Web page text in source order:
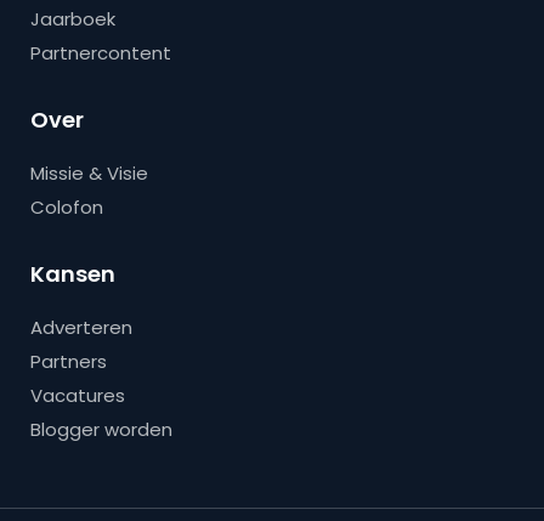
Jaarboek
Partnercontent
Over
Missie & Visie
Colofon
Kansen
Adverteren
Partners
Vacatures
Blogger worden